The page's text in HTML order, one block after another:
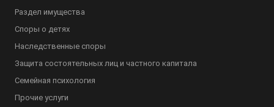
Раздел имущества
Споры о детях
Наследственные споры
Защита состоятельных лиц и частного капитала
Семейная психология
Прочие услуги